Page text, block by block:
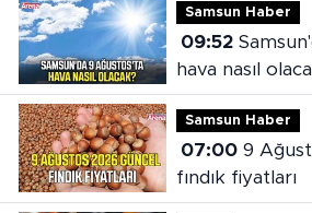
Samsun Haber
09:52Samsun'da 9 Ağustos'ta
hava nasıl
Samsun Haber
07:009 Ağustos 2026 güncel
fındık fiyatları